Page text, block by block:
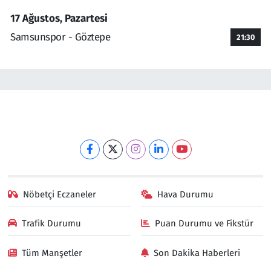
17 Ağustos, Pazartesi
Samsunspor - Göztepe
21:30
Nöbetçi Eczaneler Hava Durumu
Trafik Durumu Puan Durumu ve Fikstür
Tüm Manşetler Son Dakika Haberleri